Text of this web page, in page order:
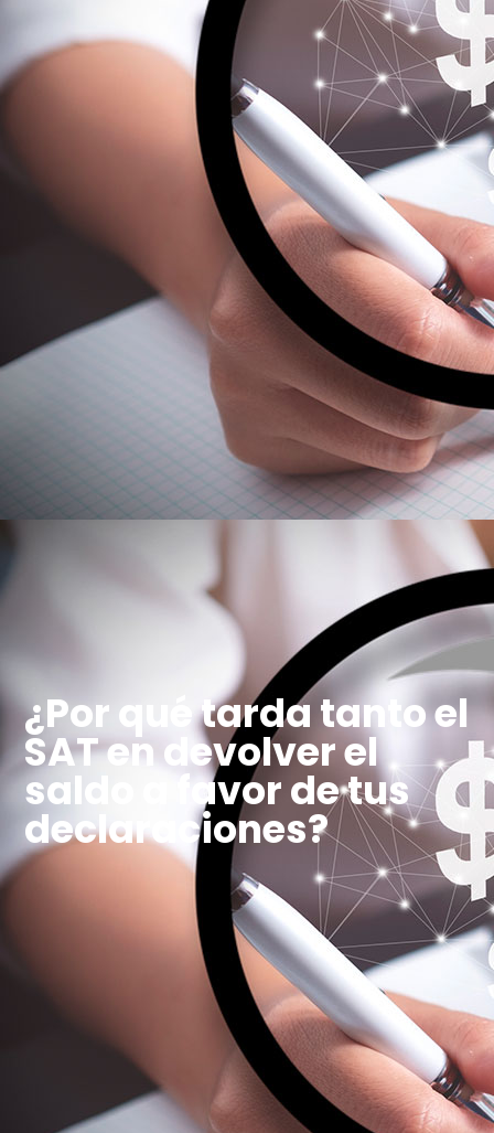
¿Por qué tarda tanto el
SAT en devolver el
saldo a favor de tus
declaraciones?